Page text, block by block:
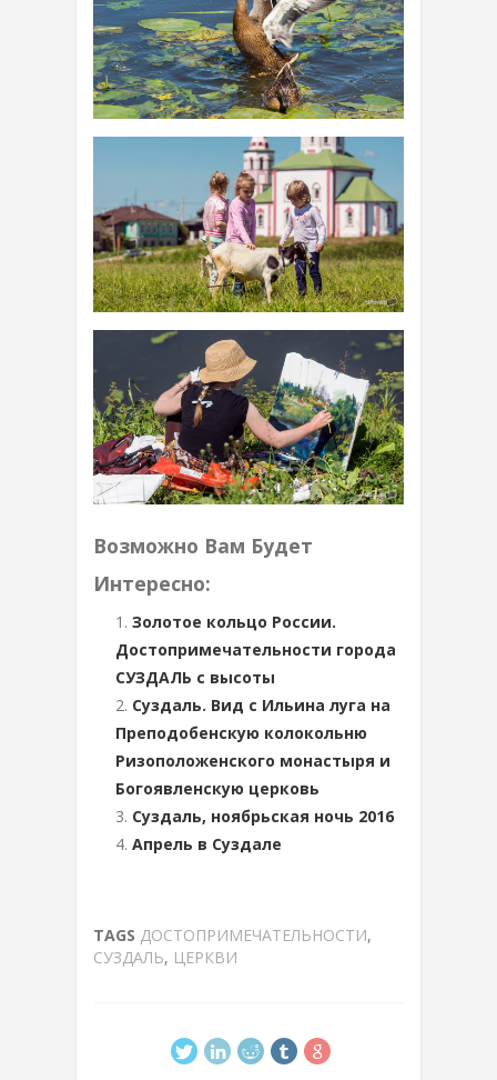
Возможно Вам Будет
Интересно:
Золотое кольцо России.
Достопримечательности города
СУЗДАЛЬ с высоты
Суздаль. Вид с Ильина луга на
Преподобенскую колокольню
Ризоположенского монастыря и
Богоявленскую церковь
Суздаль, ноябрьская ночь 2016
Апрель в Суздале
TAGS ДОСТОПРИМЕЧАТЕЛЬНОСТИ,
СУЗДАЛЬ, ЦЕРКВИ